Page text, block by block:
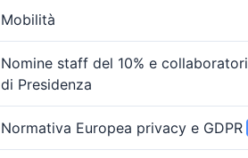
Mobilità
Nomine staff del 10% e collaboratori
di Presidenza
Normativa Europea privacy e GDPR